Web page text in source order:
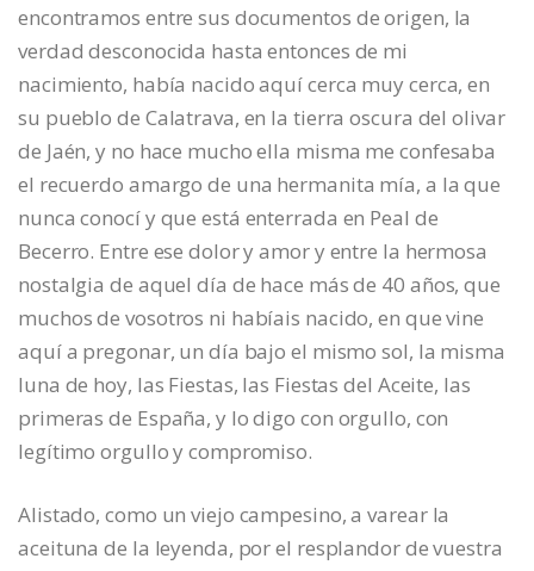
encontramos entre sus documentos de origen, la
verdad desconocida hasta entonces de mi
nacimiento, había nacido aquí cerca muy cerca, en
su pueblo de Calatrava, en la tierra oscura del olivar
de Jaén, y no hace mucho ella misma me confesaba
el recuerdo amargo de una hermanita mía, a la que
nunca conocí y que está enterrada en Peal de
Becerro. Entre ese dolor y amor y entre la hermosa
nostalgia de aquel día de hace más de 40 años, que
muchos de vosotros ni habíais nacido, en que vine
aquí a pregonar, un día bajo el mismo sol, la misma
luna de hoy, las Fiestas, las Fiestas del Aceite, las
primeras de España, y lo digo con orgullo, con
legítimo orgullo y compromiso.
Alistado, como un viejo campesino, a varear la
aceituna de la leyenda, por el resplandor de vuestra